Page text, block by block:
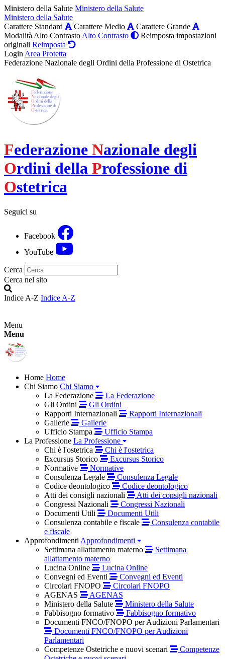
Ministero della Salute Ministero della Salute
Ministero della Salute
Carattere Standard
Carattere Medio
Carattere Grande
Modalità Alto Contrasto Alto Contrasto
Reimposta impostazioni
originali Reimposta
Login Area Protetta
Federazione Nazionale degli Ordini della Professione di Ostetrica
Federazione Nazionale degli
Ordini della Professione di
Ostetrica
Seguici su
Facebook
YouTube
Cerca
Cerca nel sito
Indice A-Z Indice A-Z
Menu
Menu
Home Home
Chi Siamo Chi Siamo
La Federazione
La Federazione
Gli Ordini
Gli Ordini
Rapporti Internazionali
Rapporti Internazionali
Gallerie
Gallerie
Ufficio Stampa
Ufficio Stampa
La Professione La Professione
Chi è l'ostetrica
Chi è l'ostetrica
Excursus Storico
Excursus Storico
Normative
Normative
Consulenza Legale
Consulenza Legale
Codice deontologico
Codice deontologico
Atti dei consigli nazionali
Atti dei consigli nazionali
Congressi Nazionali
Congressi Nazionali
Documenti Utili
Documenti Utili
Consulenza contabile e fiscale
Consulenza contabile
e fiscale
Approfondimenti Approfondimenti
Settimana allattamento materno
Settimana
allattamento materno
Lucina Online
Lucina Online
Convegni ed Eventi
Convegni ed Eventi
Circolari FNOPO
Circolari FNOPO
AGENAS
AGENAS
Ministero della Salute
Ministero della Salute
Fabbisogno formativo
Fabbisogno formativo
Documenti FNCO/FNOPO per Audizioni Parlamentari
Documenti FNCO/FNOPO per Audizioni
Parlamentari
Competenze Ostetriche e nuovi scenari
Competenze